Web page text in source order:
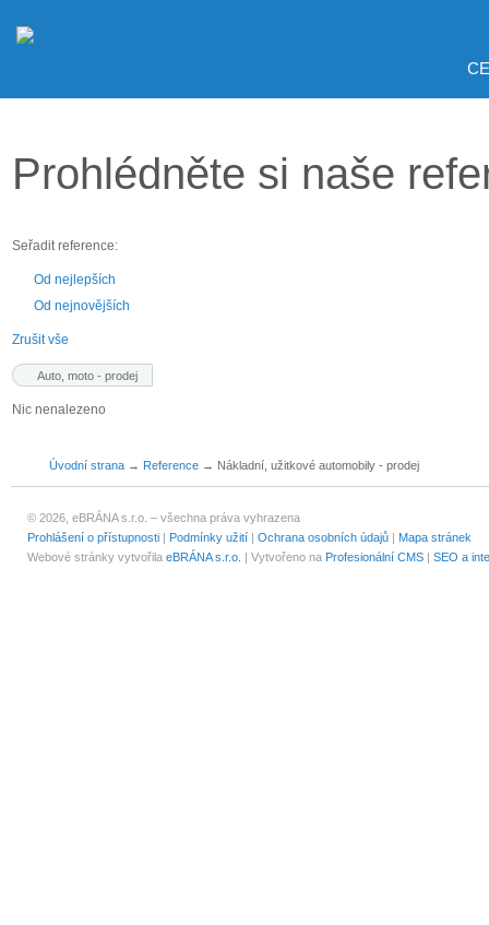
Prohlédněte si naše
Seřadit reference:
Od nejlepších
Od nejnovějších
Zrušit vše
Auto, moto - prodej
Nic nenalezeno
Úvodní strana → Reference → Nákladní, užitkové automobily - prodej
© 2026, eBRÁNA s.r.o. – všechna práva vyhrazena
Prohlášení o přístupnosti | Podmínky užití | Ochrana osobních údajů | Mapa stránek
Webové stránky vytvořila eBRÁNA s.r.o. | Vytvořeno na Profesionální CMS | SEO a